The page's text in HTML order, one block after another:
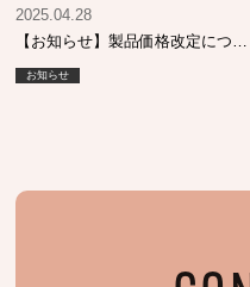
【お知らせ】製品価格改定につい
2025.04.28
お知らせ